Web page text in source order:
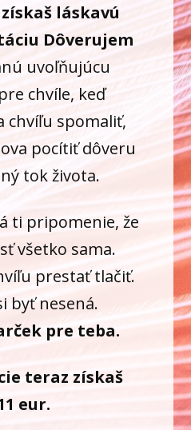
láskavú
Dôverujem
uvoľňujúcu
chvíle, keď
chvíľu spomaliť,
pocítiť dôveru
tok života.
ti pripomenie, že
všetko sama.
prestať tlačiť.
byť nesená.
pre teba.
teraz získaš
eur.